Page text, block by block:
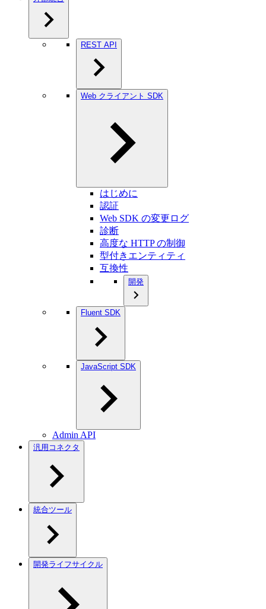
REST API
Web クライアント SDK
はじめに
認証
Web SDK の変更ログ
診断
高度な HTTP の制御
型付きエンティティ
互換性
開発
Fluent SDK
JavaScript SDK
Admin API
汎用コネクタ
統合ツール
開発ライフサイクル